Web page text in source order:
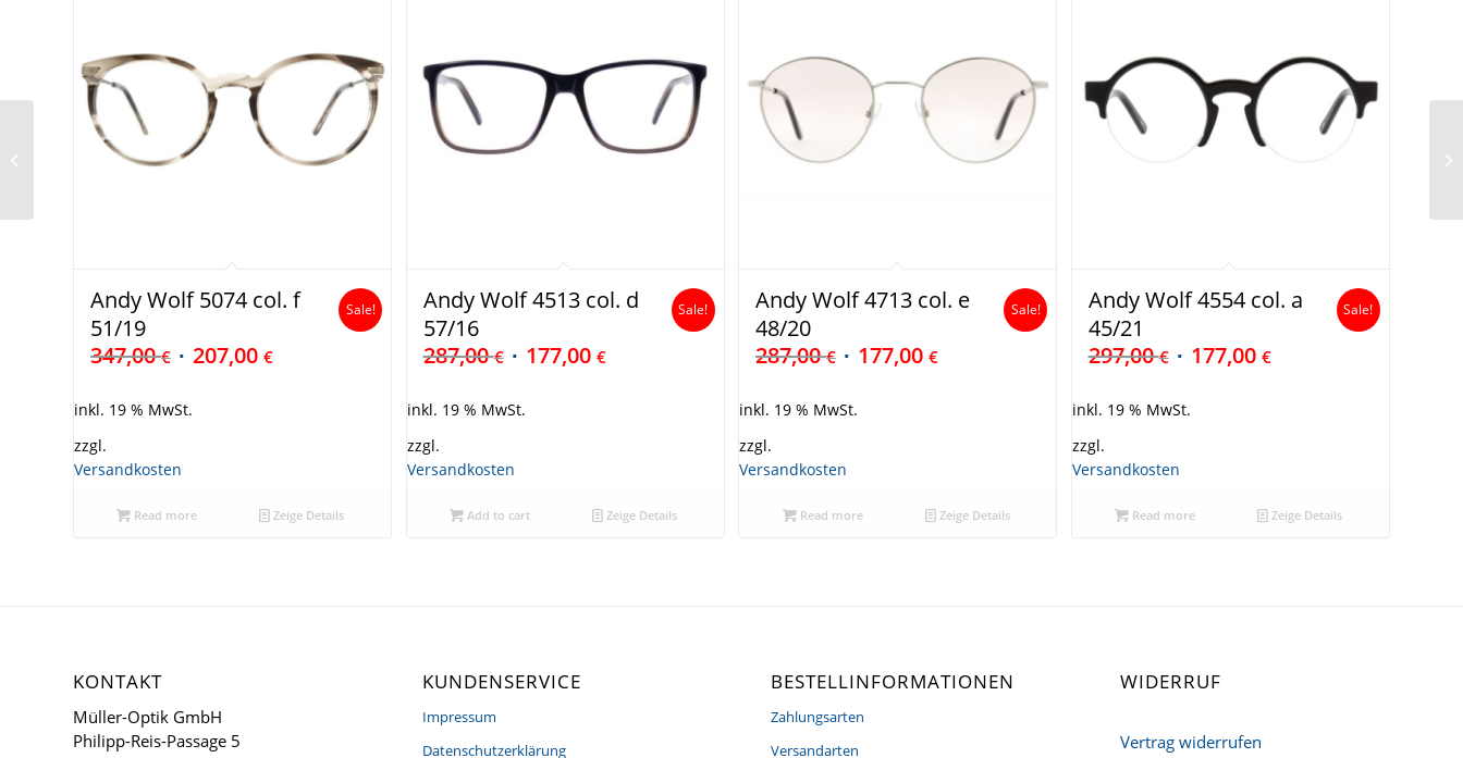
Andy Wolf 5074 col. f
51/19
347,00€ 207,00 €
Sale!
inkl. 19 % MwSt.
zzgl.
Versandkosten
Read more Zeige Details
Andy Wolf 4513 col. d
57/16
287,00€ 177,00 €
Sale!
inkl. 19 % MwSt.
zzgl.
Versandkosten
Add to cart Zeige Details
Andy Wolf 4713 col. e
48/20
287,00€ 177,00€
Sale!
inkl. 19 % MwSt.
zzgl.
Versandkosten
Read more Zeige Details
Andy Wolf 4554 col. a
45/21
297,00€ 177,00 €
Sale!
inkl. 19 % MwSt.
zzgl.
Versandkosten
Read more Zeige Details
KONTAKT
Müller-Optik GmbH
Philipp-Reis-Passage 5
KUNDENSERVICE
Impressum
Datenschutzerklärung
BESTELLINFORMATIONEN
Zahlungsarten
Versandarten
WIDERRUF
Vertrag widerrufen
Freigeist 862027 40